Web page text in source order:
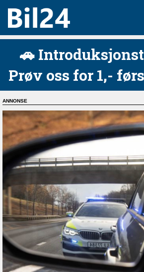
🚗
Prøv oss for 1,-